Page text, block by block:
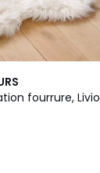
fourrure, Livio